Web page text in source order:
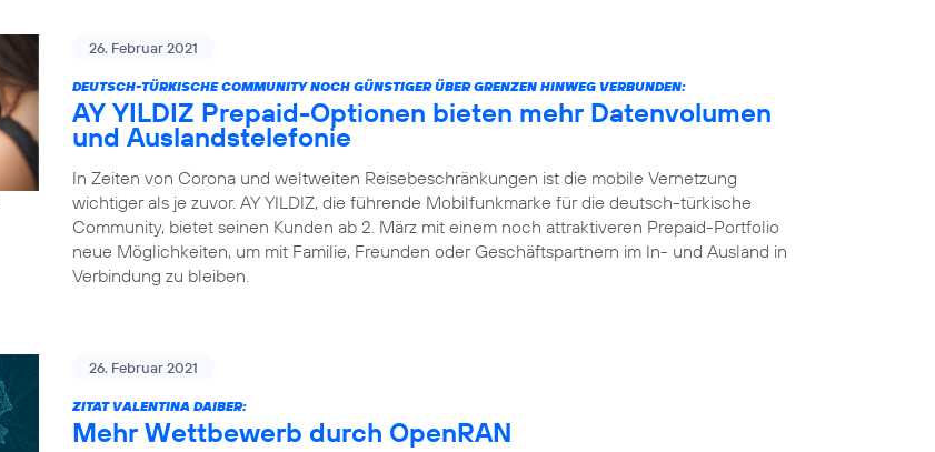
26. Februar 2021
DEUTSCH-TÜRKISCHE COMMUNITY NOCH GÜNSTIGER ÜBER GRENZEN HINWEG VERBUNDEN:
AY YILDIZ Prepaid-Optionen bieten mehr Datenvolumen
und Auslandstelefonie
In Zeiten von Corona und weltweiten Reisebeschränkungen ist die mobile Vernetzung
wichtiger als je zuvor. AY YILDIZ, die führende Mobilfunkmarke für die deutsch-türkische
Community, bietet seinen Kunden ab 2. März mit einem noch attraktiveren Prepaid-Portfolio
neue Möglichkeiten, um mit Familie, Freunden oder Geschäftspartnern im In- und Ausland in
Verbindung zu bleiben.
26. Februar 2021
ZITAT VALENTINA DAIBER:
Mehr Wettbewerb durch OpenRAN